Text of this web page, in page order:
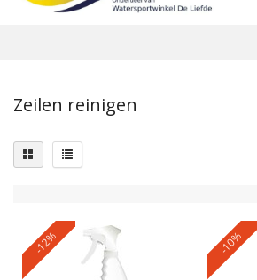
Zeilen reinigen
-12% -10%